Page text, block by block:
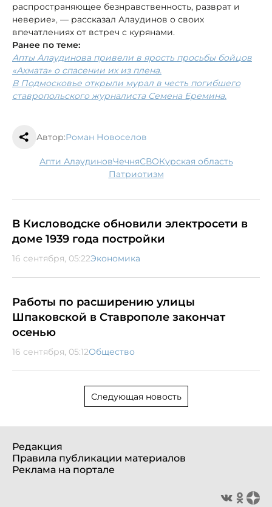
распространяющее безнравственность, разврат и
неверие», — рассказал Алаудинов о своих
впечатлениях от встреч с курянами.
Ранее по теме:
Апты Алаудинова привели в ярость просьбы бойцов
«Ахмата» о спасении их из плена.
В Подмосковье открыли мурал в честь погибшего
ставропольского журналиста Семена Еремина.
Автор:Роман Новоселов
Апти Алаудинов Чечня СВО Курская область
патриотизм
В Кисловодске обновили электросети в
доме 1939 года постройки
16 сентября, 05:22Экономика
Работы по расширению улицы
Шпаковской в Ставрополе закончат
осенью
16 сентября, 05:12Общество
Следующая новость
Редакция
Правила публикации материалов
Реклама на портале